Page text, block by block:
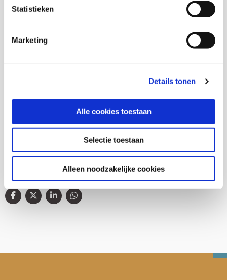
Statistieken
Marketing
Details tonen
Alle cookies toestaan
Selectie toestaan
Alleen noodzakelijke cookies
Judith Schöne
Thema's